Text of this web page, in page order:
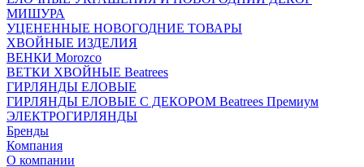
МИШУРА
УЦЕНЕННЫЕ НОВОГОДНИЕ ТОВАРЫ
ХВОЙНЫЕ ИЗДЕЛИЯ
ВЕНКИ Morozco
ВЕТКИ ХВОЙНЫЕ Beatrees
ГИРЛЯНДЫ ЕЛОВЫЕ
ГИРЛЯНДЫ ЕЛОВЫЕ С ДЕКОРОМ Beatrees Премиум
ЭЛЕКТРОГИРЛЯНДЫ
Бренды
Компания
О компании